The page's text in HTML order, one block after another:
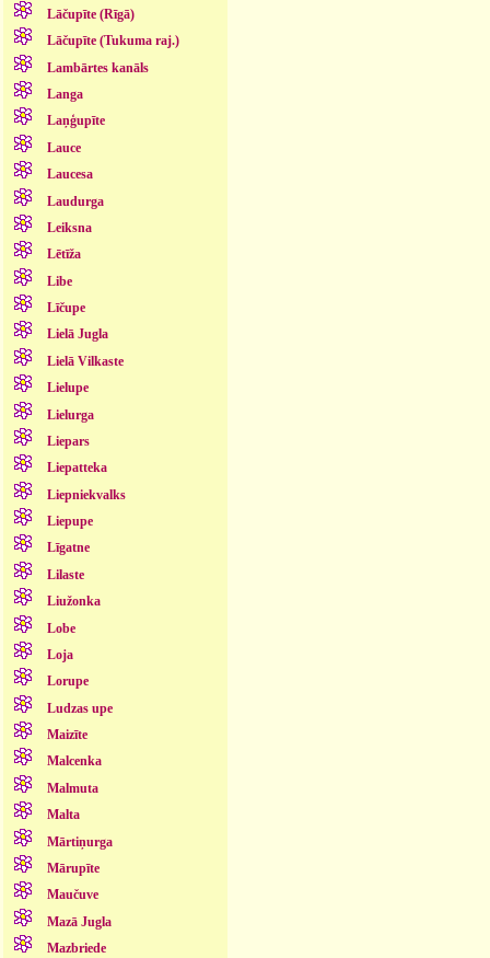
Lāčupīte (Rīgā)
Lāčupīte (Tukuma raj.)
Lambārtes kanāls
Langa
Laņģupīte
Lauce
Laucesa
Laudurga
Leiksna
Lētīža
Libe
Līčupe
Lielā Jugla
Lielā Vilkaste
Lielupe
Lielurga
Liepars
Liepatteka
Liepniekvalks
Liepupe
Līgatne
Lilaste
Liužonka
Lobe
Loja
Lorupe
Ludzas upe
Maizīte
Malcenka
Malmuta
Malta
Mārtiņurga
Mārupīte
Maučuve
Mazā Jugla
Mazbriede